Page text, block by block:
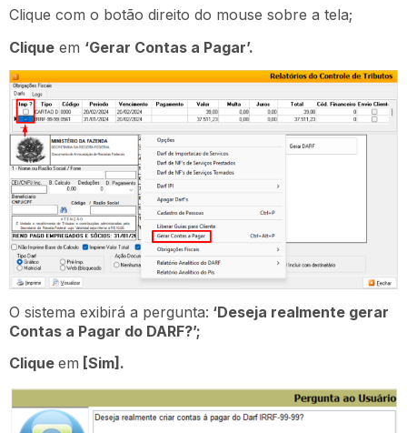
Clique com o botão direito do mouse sobre a tela;
Clique em ‘Gerar Contas a Pagar’.
O sistema exibirá a pergunta: ‘Deseja realmente gerar
Contas a Pagar do DARF?’;
Clique em [Sim].